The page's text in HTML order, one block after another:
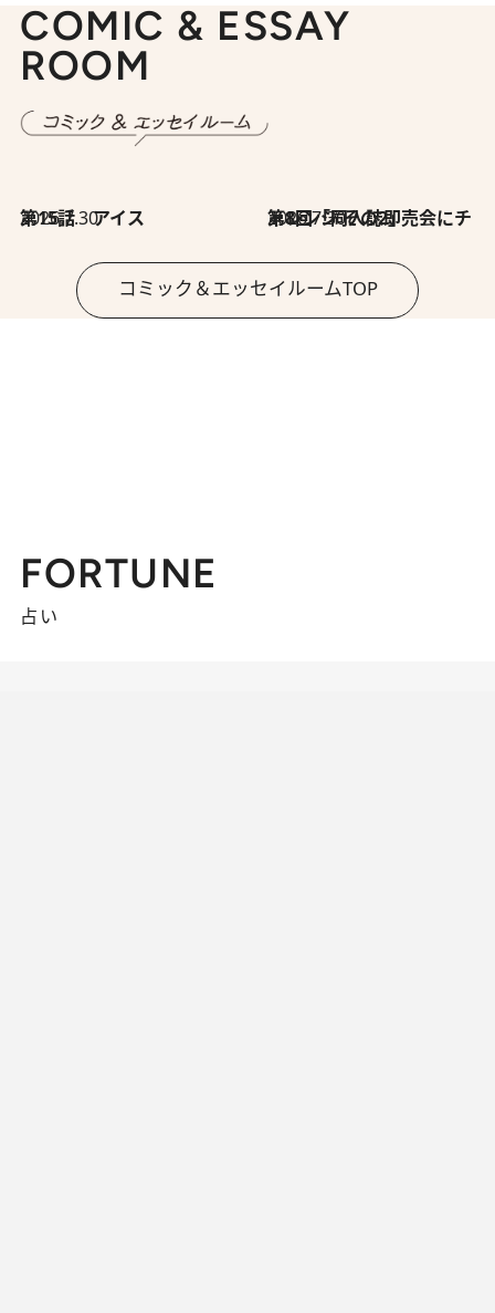
COMIC & ESSAY
ROOM
2026.7.30
第15話 アイス 2026.7.30
第8回「同人誌即売会にチャレンジ その2」
コミック＆エッセイルームTOP
FORTUNE
占い